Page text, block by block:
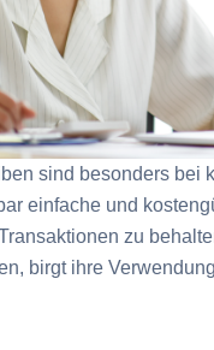
sind besonders
einfache und
zu
birgt ihre